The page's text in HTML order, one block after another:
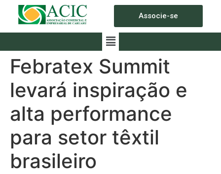
Associe-se
Febratex Summit
levará inspiração e
alta performance
para setor têxtil
brasileiro